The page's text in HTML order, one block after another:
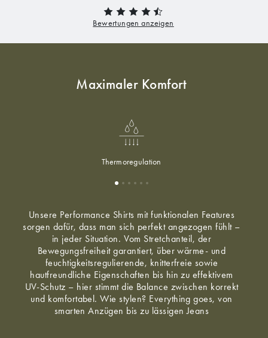
Maximaler Komfort
Thermoregulation
Unsere Performance Shirts mit funktionalen Features
sorgen dafür, dass man sich perfekt angezogen fühlt –
in jeder Situation. Vom Stretchanteil, der
Bewegungsfreiheit garantiert, über wärme- und
feuchtigkeitsregulierende, knitterfreie sowie
hautfreundliche Eigenschaften bis hin zu effektivem
UV-Schutz – hier stimmt die Balance zwischen korrekt
und komfortabel. Wie stylen? Everything goes, von
smarten Anzügen bis zu lässigen Jeans